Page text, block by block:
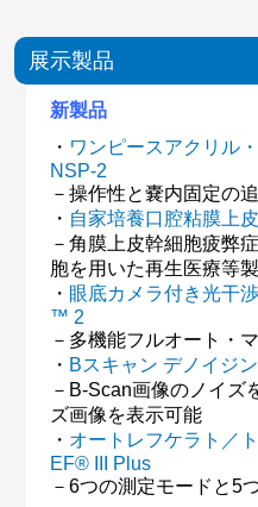
展示製品
新製品
・ ワンピースアクリル
NSP-2
－操作性と嚢内固定の
・ 自家培養口腔粘膜上
－角膜上皮幹細胞疲弊
胞を用いた再生医療等
・ 眼底カメラ付き光干
™ 2
－多機能フルオート・
・ Bスキャン デノイジ
－B-Scan画像のノイズ
ズ画像を表示可能
・ オートレフケラト／
EF® III Plus
－6つの測定モードと5